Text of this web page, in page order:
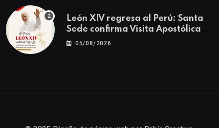
León XIV regresa al Perú: Santa
Sede confirma Visita Apostólica
del 11 al 17 de noviembre
05/08/2026